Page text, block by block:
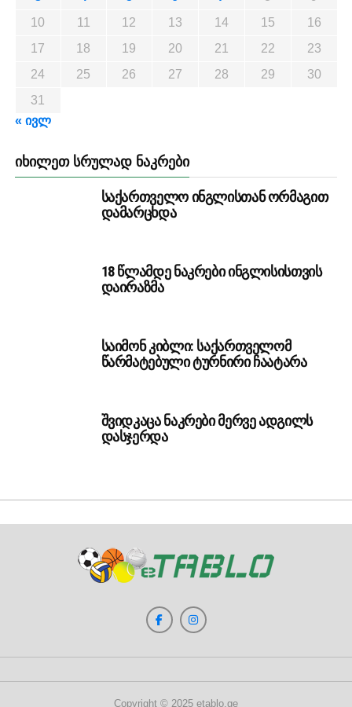
10
11 12 13 14 15
16
17
18 19 20 21 22
23
24
25 26 27 28 29
30
31
« ივლ
ᲘᲮᲘᲚᲔᲗ ᲡᲠᲣᲚᲐᲓ ᲜᲐᲙᲠᲔᲑᲘ
საქართველო ინგლისთან ორმაგით
დამარცხდა
18 წლამდე ნაკრები ინგლისისთვის
დაირაზმა
საიმონ კიბლი: საქართველომ
წარმატებული ტურნირი ჩაატარა
შვიდკაცა ნაკრები მერვე ადგილს
დასჯერდა
Copyright © 2025 etablo.ge